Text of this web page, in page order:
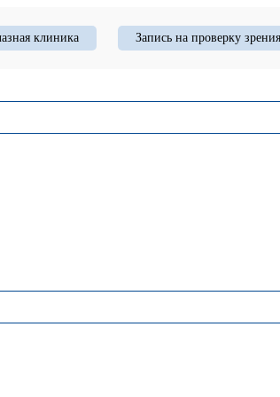
клиника Запись на проверку зрения